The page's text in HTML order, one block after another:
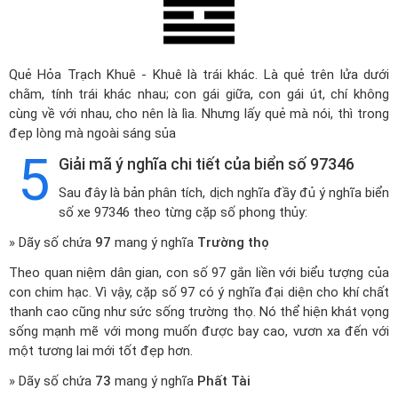
Quẻ Hỏa Trạch Khuê - Khuê là trái khác. Là quẻ trên lửa dưới
chằm, tính trái khác nhau; con gái giữa, con gái út, chí không
cùng về với nhau, cho nên là lìa. Nhưng lấy quẻ mà nói, thì trong
đẹp lòng mà ngoài sáng sủa
5 Giải mã ý nghĩa chi tiết của biển số 97346
Sau đây là bản phân tích, dịch nghĩa đầy đủ ý nghĩa biển
số xe 97346 theo từng cặp số phong thủy:
» Dãy số chứa 97 mang ý nghĩa Trường thọ
Theo quan niệm dân gian, con số 97 gắn liền với biểu tượng của
con chim hạc. Vì vậy, cặp số 97 có ý nghĩa đại diện cho khí chất
thanh cao cũng như sức sống trường thọ. Nó thể hiện khát vọng
sống mạnh mẽ với mong muốn được bay cao, vươn xa đến với
một tương lai mới tốt đẹp hơn.
» Dãy số chứa 73 mang ý nghĩa Phất Tài